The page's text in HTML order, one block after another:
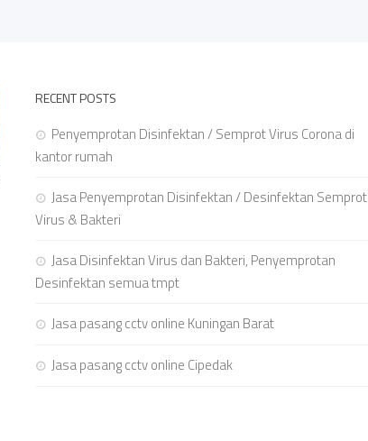
RECENT POSTS
Penyemprotan Disinfektan / Semprot Virus Corona di
kantor rumah
Jasa Penyemprotan Disinfektan / Desinfektan Semprot
Virus & Bakteri
Jasa Disinfektan Virus dan Bakteri, Penyemprotan
Desinfektan semua tmpt
Jasa pasang cctv online Kuningan Barat
Jasa pasang cctv online Cipedak